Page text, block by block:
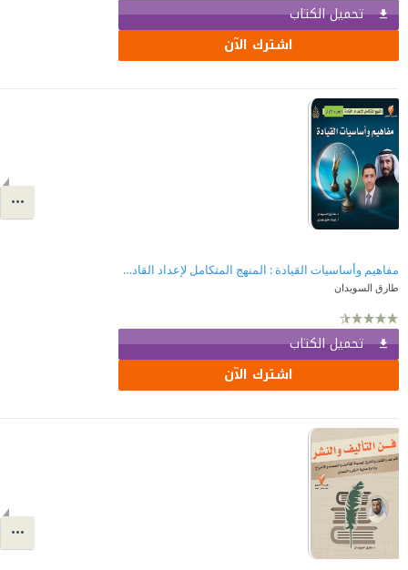
تحميل الكتاب
اشترك الآن
مفاهيم وأساسيات القيادة : المنهج المتكامل لإعداد القادة (الجزء الأول)
طارق السويدان
تحميل الكتاب
اشترك الآن